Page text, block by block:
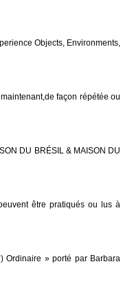
Objects, Environments,
façon répétée ou
DU BRÉSIL & MAISON DU
être pratiqués ou lus à
Ordinaire » porté par Barbara